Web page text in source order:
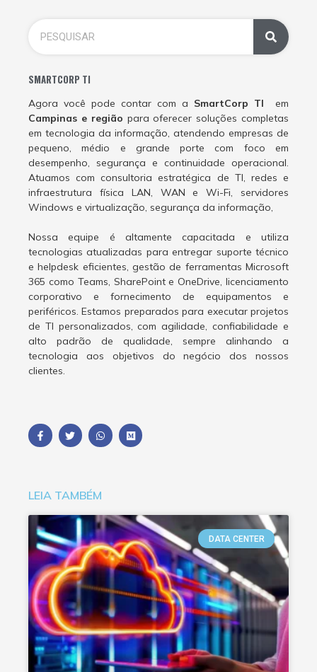
SMARTCORP TI
Agora você pode contar com a SmartCorp TI em
Campinas e região para oferecer soluções completas
em tecnologia da informação, atendendo empresas de
pequeno, médio e grande porte com foco em
desempenho, segurança e continuidade operacional.
Atuamos com consultoria estratégica de TI, redes e
infraestrutura física LAN, WAN e Wi-Fi, servidores
Windows e virtualização, segurança da informação,
Nossa equipe é altamente capacitada e utiliza
tecnologias atualizadas para entregar suporte técnico
e helpdesk eficientes, gestão de ferramentas Microsoft
365 como Teams, SharePoint e OneDrive, licenciamento
corporativo e fornecimento de equipamentos e
periféricos. Estamos preparados para executar projetos
de TI personalizados, com agilidade, confiabilidade e
alto padrão de qualidade, sempre alinhando a
tecnologia aos objetivos do negócio dos nossos
clientes.
LEIA TAMBÉM
DATA CENTER